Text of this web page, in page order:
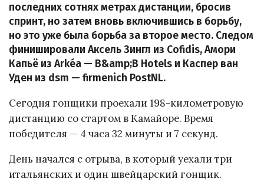
последних сотнях метрах дистанции, бросив
спринт, но затем вновь включившись в борьбу,
но это уже была борьба за второе место. Следом
финишировали Аксель Зингл из Cofidis, Амори
Капьё из Arkéa — B&amp;B Hotels и Каспер ван
Уден из dsm — firmenich PostNL.
Сегодня гонщики проехали 198-километровую
дистанцию со стартом в Камайоре. Время
победителя — 4 часа 32 минуты и 7 секунд.
День начался с отрыва, в который уехали три
итальянских и один швейцарский гонщик.